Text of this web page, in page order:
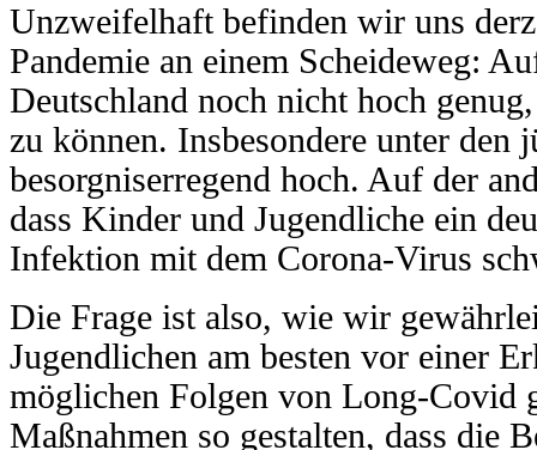
Unzweifelhaft befinden wir uns
Pandemie an einem Scheideweg:
Deutschland noch nicht hoch
zu können. Insbesondere unter den
besorgniserregend hoch. Auf der
dass Kinder und Jugendliche ein
Infektion mit dem Corona-Virus
Die Frage ist also, wie wir
Jugendlichen am besten vor einer
möglichen Folgen von Long-Covid
Maßnahmen so gestalten, dass die